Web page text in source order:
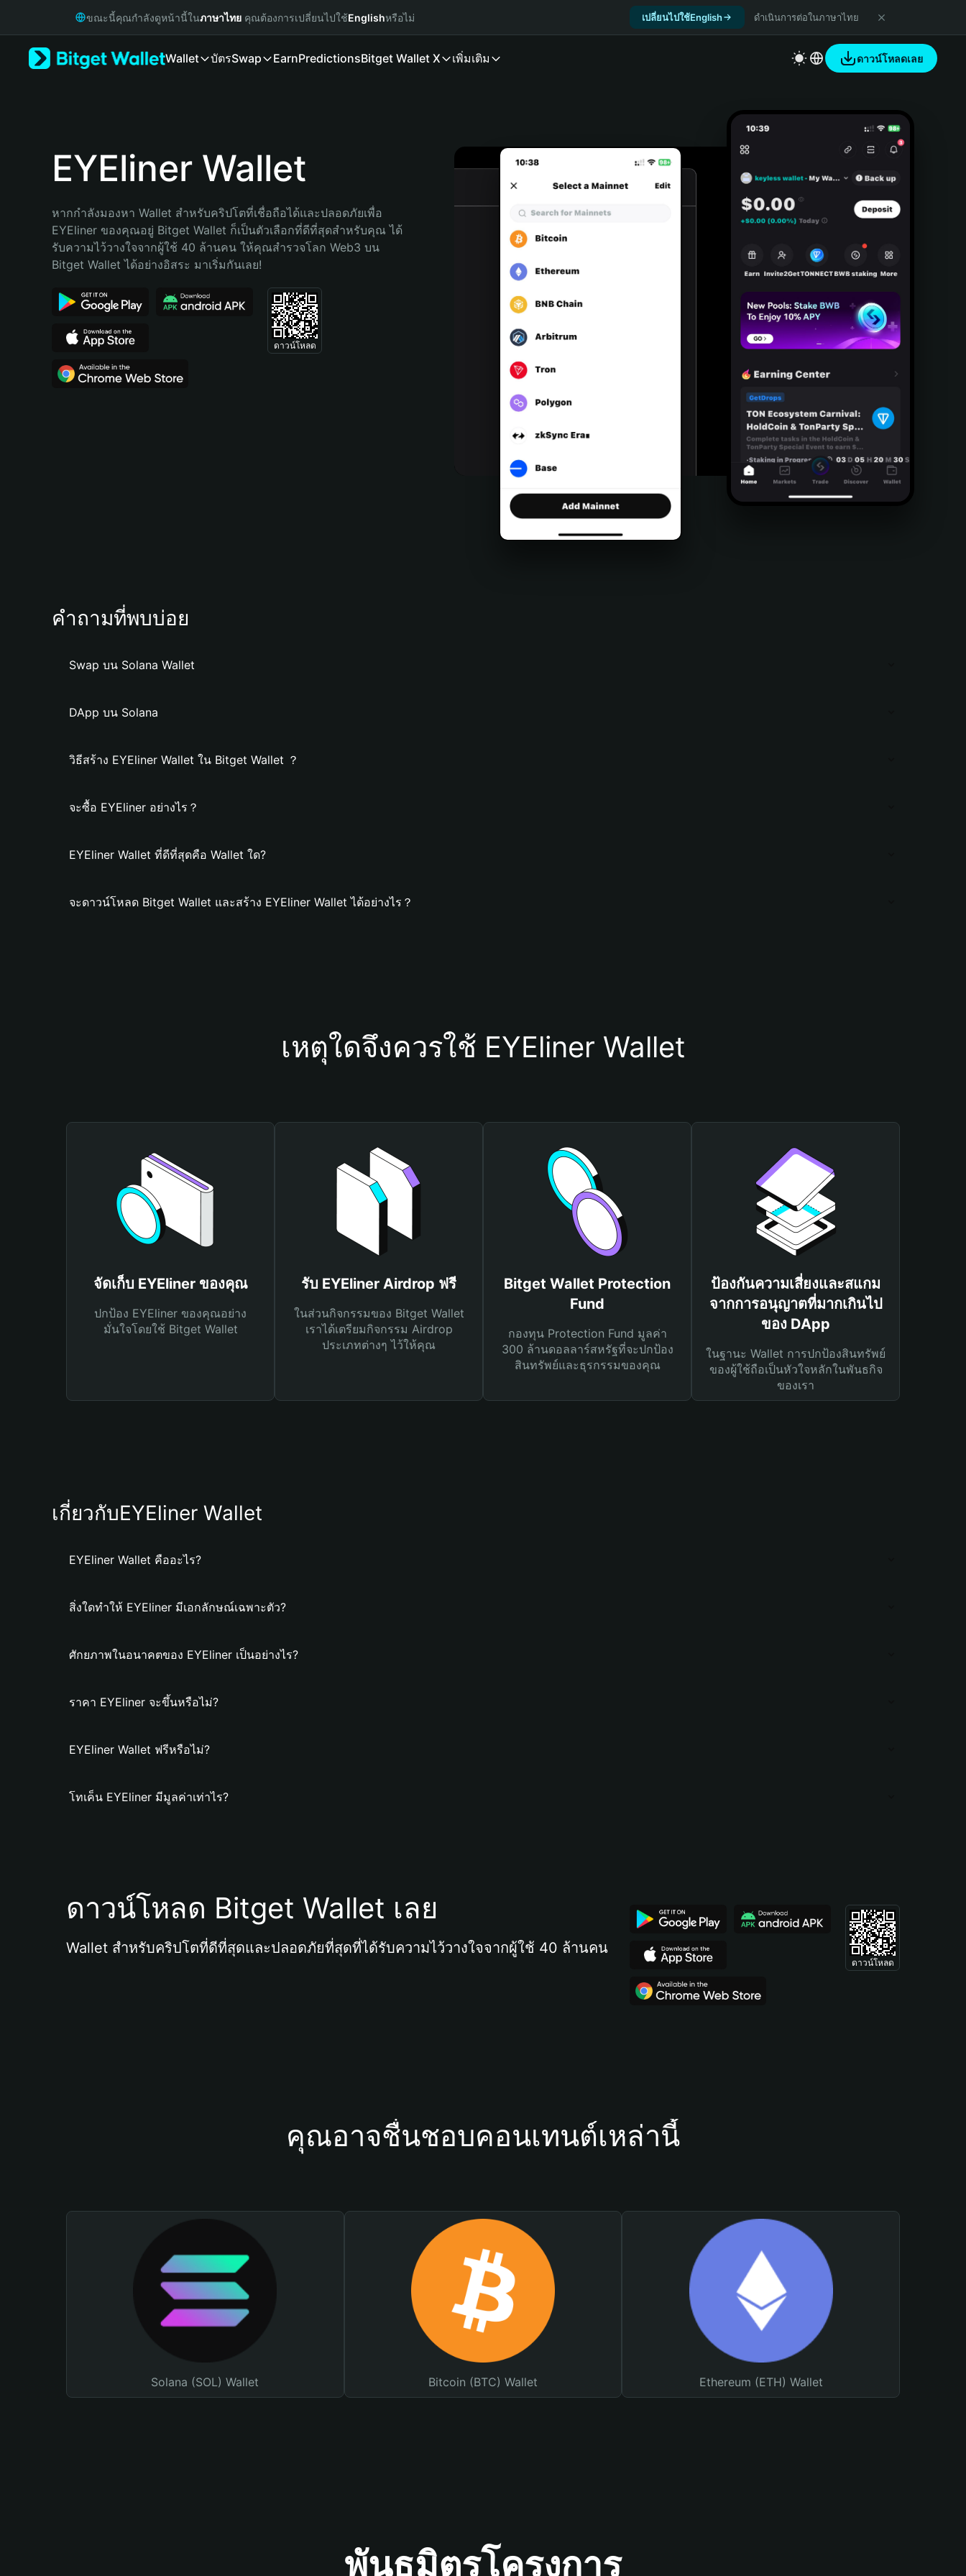
Русский
Bahasa Indonesia
Português (Brasil)
ขณะนี้คุณกำลังดูหน้านี้ในภาษาไทย คุณต้องการเปลี่ยนไปใช้Englishหรือไม่ เปลี่ยนไปใช้English ดำเนินการต่อในภาษาไทย
Wallet บัตรSwap EarnPredictionsBitget Wallet X เพิ่มเติม ดาวน์โหลดเลย
EYEliner Wallet
หากกำลังมองหา Wallet สำหรับคริปโตที่เชื่อถือได้และปลอดภัยเพื่อ
EYEliner ของคุณอยู่ Bitget Wallet ก็เป็นตัวเลือกที่ดีที่สุดสำหรับคุณ ได้
รับความไว้วางใจจากผู้ใช้ 40 ล้านคน ให้คุณสำรวจโลก Web3 บน
Bitget Wallet ได้อย่างอิสระ มาเริ่มกันเลย!
ดาวน์โหลด
คำถามที่พบบ่อย
Swap บน Solana Wallet
DApp บน Solana
วิธีสร้าง EYEliner Wallet ใน Bitget Wallet ？
จะซื้อ EYEliner อย่างไร？
EYEliner Wallet ที่ดีที่สุดคือ Wallet ใด?
จะดาวน์โหลด Bitget Wallet และสร้าง EYEliner Wallet ได้อย่างไร？
เหตุใดจึงควรใช้ EYEliner Wallet
จัดเก็บ EYEliner ของคุณ
ปกป้อง EYEliner ของคุณอย่าง
มั่นใจโดยใช้ Bitget Wallet
รับ EYEliner Airdrop ฟรี
ในส่วนกิจกรรมของ Bitget Wallet
เราได้เตรียมกิจกรรม Airdrop
ประเภทต่างๆ ไว้ให้คุณ
Bitget Wallet Protection
Fund
กองทุน Protection Fund มูลค่า
300 ล้านดอลลาร์สหรัฐที่จะปกป้อง
สินทรัพย์และธุรกรรมของคุณ
ป้องกันความเสี่ยงและสแกม
จากการอนุญาตที่มากเกินไป
ของ DApp
ในฐานะ Wallet การปกป้องสินทรัพย์
ของผู้ใช้ถือเป็นหัวใจหลักในพันธกิจ
ของเรา
เกี่ยวกับEYEliner Wallet
EYEliner Wallet คืออะไร?
สิ่งใดทำให้ EYEliner มีเอกลักษณ์เฉพาะตัว?
ศักยภาพในอนาคตของ EYEliner เป็นอย่างไร?
ราคา EYEliner จะขึ้นหรือไม่?
EYEliner Wallet ฟรีหรือไม่?
โทเค็น EYEliner มีมูลค่าเท่าไร?
ดาวน์โหลด Bitget Wallet เลย
Wallet สำหรับคริปโตที่ดีที่สุดและปลอดภัยที่สุดที่ได้รับความไว้วางใจจากผู้ใช้ 40 ล้านคน
ดาวน์โหลด
คุณอาจชื่นชอบคอนเทนต์เหล่านี้
Solana (SOL) Wallet Bitcoin (BTC) Wallet Ethereum (ETH) Wallet
พันธมิตรโครงการ